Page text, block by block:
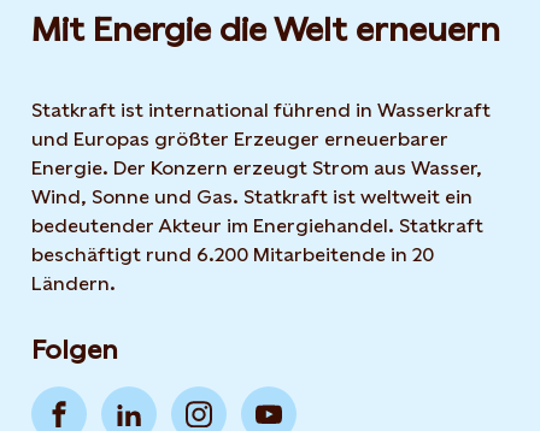
Mit Energie die Welt erneuern
Statkraft ist international führend in Wasserkraft
und Europas größter Erzeuger erneuerbarer
Energie. Der Konzern erzeugt Strom aus Wasser,
Wind, Sonne und Gas. Statkraft ist weltweit ein
bedeutender Akteur im Energiehandel. Statkraft
beschäftigt rund 6.200 Mitarbeitende in 20
Ländern.
Folgen